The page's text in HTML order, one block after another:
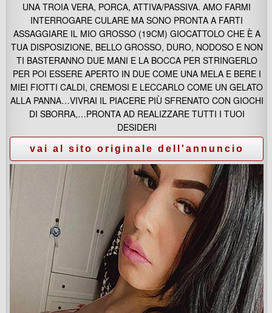
UNA TROIA VERA, PORCA, ATTIVA/PASSIVA. AMO FARMI
INTERROGARE CULARE MA SONO PRONTA A FARTI
ASSAGGIARE IL MIO GROSSO (19CM) GIOCATTOLO CHE È A
TUA DISPOSIZIONE, BELLO GROSSO, DURO, NODOSO E NON
TI BASTERANNO DUE MANI E LA BOCCA PER STRINGERLO
PER POI ESSERE APERTO IN DUE COME UNA MELA E BERE I
MIEI FIOTTI CALDI, CREMOSI E LECCARLO COME UN GELATO
ALLA PANNA…VIVRAI IL PIACERE PIÙ SFRENATO CON GIOCHI
DI SBORRA,…PRONTA AD REALIZZARE TUTTI I TUOI
DESIDERI